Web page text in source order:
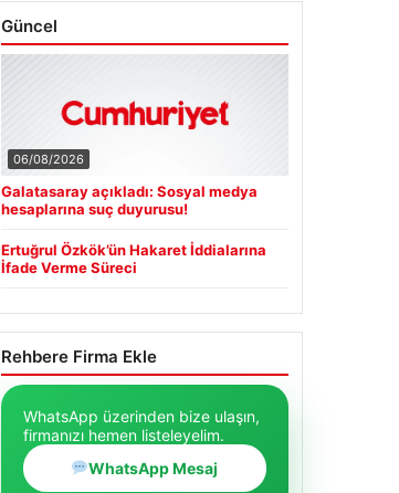
Güncel
06/08/2026
Galatasaray açıkladı: Sosyal medya
hesaplarına suç duyurusu!
Ertuğrul Özkök’ün Hakaret İddialarına
İfade Verme Süreci
Rehbere Firma Ekle
WhatsApp üzerinden bize ulaşın,
firmanızı hemen listeleyelim.
WhatsApp Mesaj